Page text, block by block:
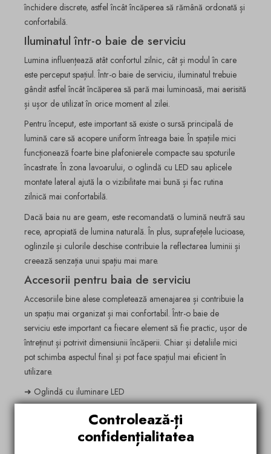
închidere discrete, astfel încât încăperea să rămână ordonată și
confortabilă.
Iluminatul într-o baie de serviciu
Lumina influențează atât confortul zilnic, cât și modul în care
este perceput spațiul. Într-o baie de serviciu, iluminatul trebuie
gândit astfel încât încăperea să pară mai luminoasă, mai aerisită
și ușor de utilizat în orice moment al zilei.
Pentru început, este important să existe o sursă principală de
lumină care să acopere uniform întreaga baie. În spațiile mici
funcționează foarte bine plafonierele compacte sau spoturile
încastrate. În zona lavoarului, o oglindă cu LED sau aplicele
montate lateral ajută la o vizibilitate mai bună și fac rutina
zilnică mai confortabilă.
Dacă baia nu are geam, este recomandată o lumină neutră sau
rece, apropiată de lumina naturală. În plus, suprafețele lucioase,
oglinzile și culorile deschise contribuie la reflectarea luminii și
creează senzația unui spațiu mai mare.
Accesorii pentru baia de serviciu
Accesoriile bine alese completează amenajarea și contribuie la
un spațiu mai organizat și mai confortabil. Într-o baie de
serviciu este important ca fiecare element să fie practic, ușor de
întreținut și potrivit dimensiunii încăperii. Chiar și detaliile mici
pot schimba aspectul final și pot face spațiul mai eficient în
utilizare.
➜ Oglindă cu iluminare LED
Ajută la o vizibilitate mai bună și contribuie la un decor
modern, mai aerisit. Modelele cu dezaburire sau touch sunt
utile în utilizarea zilnică.
Controlează-ți
confidențialitatea